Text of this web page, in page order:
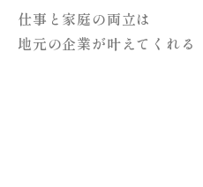
仕事と家庭の両立は
地元の企業が叶えてくれる